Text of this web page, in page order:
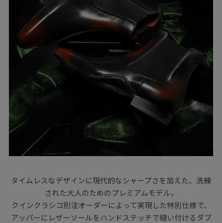
タイムレスなデザインに現代的なシャープさを加えた、洗練
された大人のためのプレミアムモデル。
クインクラシコ別注オーダーによって実現した特別仕様で、
アッパーにレザーソールをハンドステッチで縫い付けるダブ